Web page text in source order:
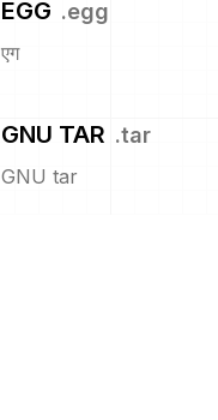
EGG .egg
एग
GNU TAR .tar
GNU tar